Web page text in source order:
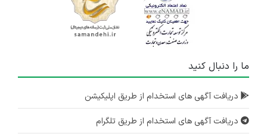
ما را دنبال کنید
دریافت آگهی های استخدام از طریق اپلیکیشن
دریافت آگهی های استخدام از طریق تلگرام